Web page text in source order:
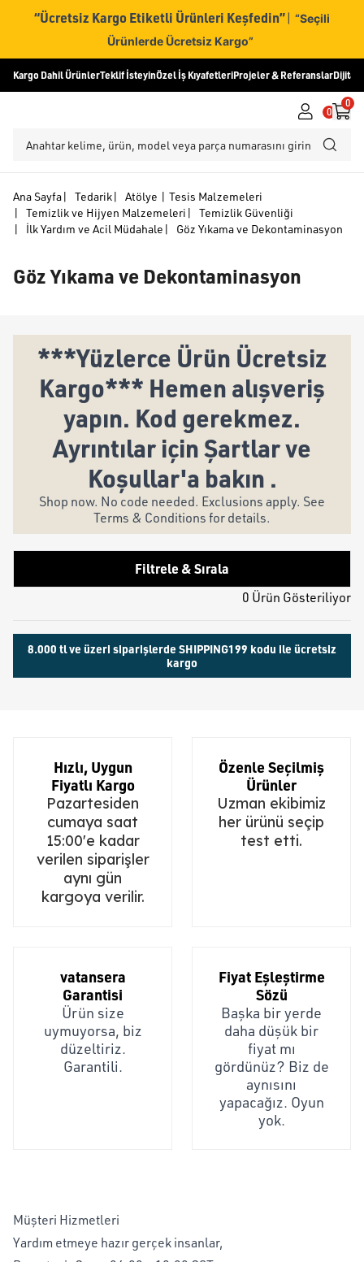
“Ücretsiz Kargo Etiketli Ürünleri Keşfedin” | “Seçili
Ürünlerde Ücretsiz Kargo”
Kargo Dahil ÜrünlerTeklif İsteyinÖzel İş KıyafetleriProjeler & ReferanslarDijital
0
0
Ana Sayfa| Tedarik|
Atölye | Tesis Malzemeleri
|
Temizlik ve Hijyen Malzemeleri |
Temizlik Güvenliği
|
İlk Yardım ve Acil Müdahale | Göz Yıkama ve Dekontaminasyon
Göz Yıkama ve Dekontaminasyon
***Yüzlerce Ürün Ücretsiz
Kargo*** Hemen alışveriş
yapın. Kod gerekmez.
Ayrıntılar için Şartlar ve
Koşullar'a bakın .
Shop now. No code needed. Exclusions apply. See
Terms & Conditions for details.
Filtrele & Sırala
0 Ürün Gösteriliyor
8.000 tl ve üzeri siparişlerde SHIPPING199 kodu ile ücretsiz
kargo
Hızlı, Uygun
Fiyatlı Kargo
Pazartesiden
cumaya saat
15:00'e kadar
verilen siparişler
aynı gün
kargoya verilir.
Özenle Seçilmiş
Ürünler
Uzman ekibimiz
her ürünü seçip
test etti.
vatansera
Garantisi
Ürün size
uymuyorsa, biz
düzeltiriz.
Garantili.
Fiyat Eşleştirme
Sözü
Başka bir yerde
daha düşük bir
fiyat mı
gördünüz? Biz de
aynısını
yapacağız. Oyun
yok.
Müşteri Hizmetleri
Yardım etmeye hazır gerçek insanlar,